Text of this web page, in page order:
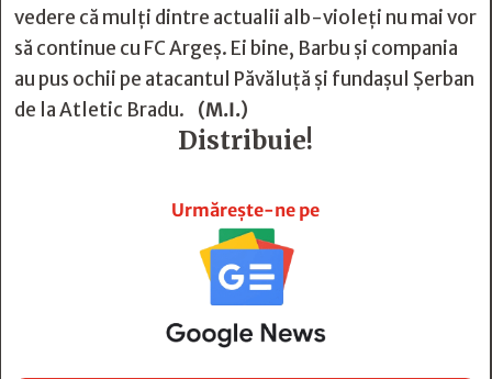
vedere că mulţi dintre actualii alb-violeţi nu mai vor
să continue cu FC Argeş. Ei bine, Barbu şi compania
au pus ochii pe atacantul Păvăluţă şi fundaşul Şerban
de la Atletic Bradu. (M.I.)
Distribuie!
Urmărește-ne pe